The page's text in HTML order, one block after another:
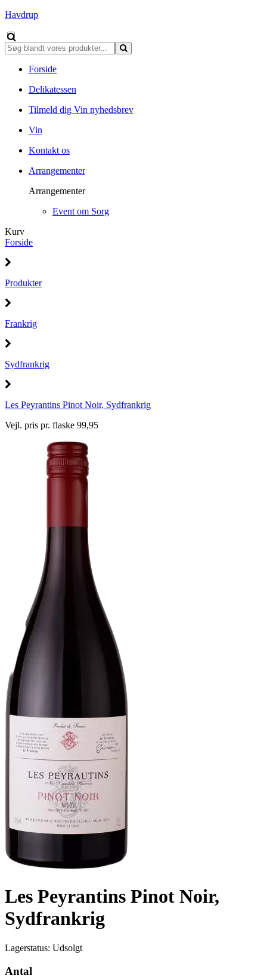
Havdrup
Forside
Delikatessen
Tilmeld dig Vin nyhedsbrev
Vin
Kontakt os
Arrangementer
Arrangementer
Event om Sorg
Kurv
Forside
Produkter
Frankrig
Sydfrankrig
Les Peyrantins Pinot Noir, Sydfrankrig
Vejl. pris pr. flaske 99,95
Les Peyrantins Pinot Noir,
Sydfrankrig
Lagerstatus: Udsolgt
Antal